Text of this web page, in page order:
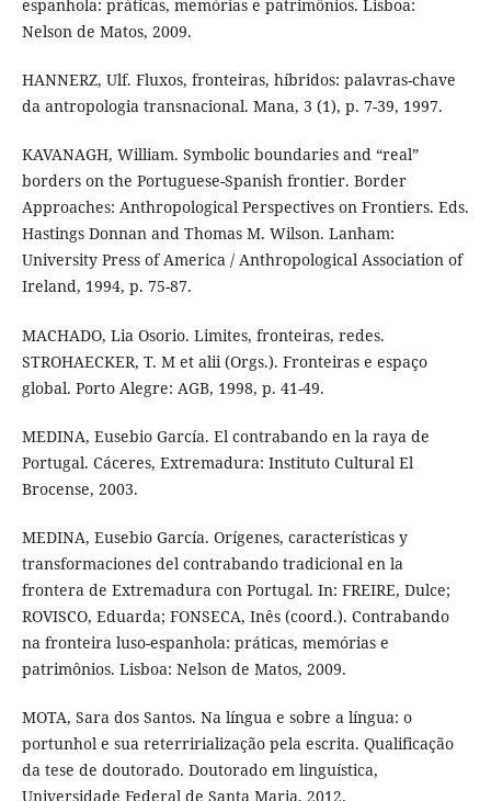
espanhola: práticas, memórias e patrimônios. Lisboa:
Nelson de Matos, 2009.
HANNERZ, Ulf. Fluxos, fronteiras, híbridos: palavras-chave
da antropologia transnacional. Mana, 3 (1), p. 7-39, 1997.
KAVANAGH, William. Symbolic boundaries and “real”
borders on the Portuguese-Spanish frontier. Border
Approaches: Anthropological Perspectives on Frontiers. Eds.
Hastings Donnan and Thomas M. Wilson. Lanham:
University Press of America / Anthropological Association of
Ireland, 1994, p. 75-87.
MACHADO, Lia Osorio. Limites, fronteiras, redes.
STROHAECKER, T. M et alii (Orgs.). Fronteiras e espaço
global. Porto Alegre: AGB, 1998, p. 41-49.
MEDINA, Eusebio García. El contrabando en la raya de
Portugal. Cáceres, Extremadura: Instituto Cultural El
Brocense, 2003.
MEDINA, Eusebio García. Orígenes, características y
transformaciones del contrabando tradicional en la
frontera de Extremadura con Portugal. In: FREIRE, Dulce;
ROVISCO, Eduarda; FONSECA, Inês (coord.). Contrabando
na fronteira luso-espanhola: práticas, memórias e
patrimônios. Lisboa: Nelson de Matos, 2009.
MOTA, Sara dos Santos. Na língua e sobre a língua: o
portunhol e sua reterririalização pela escrita. Qualificação
da tese de doutorado. Doutorado em linguística,
Universidade Federal de Santa Maria, 2012.